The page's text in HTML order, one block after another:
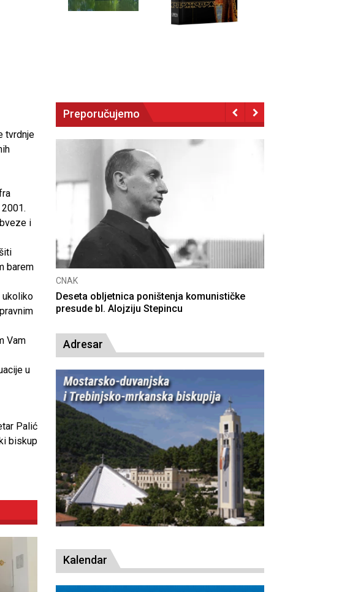
tvrdnje
i
barem
ukoliko
Vam
u
Palić
biskup
Preporučujemo
CNAK
Deseta obljetnica poništenja komunističke
presude bl. Alojziju Stepincu
Adresar
Kalendar